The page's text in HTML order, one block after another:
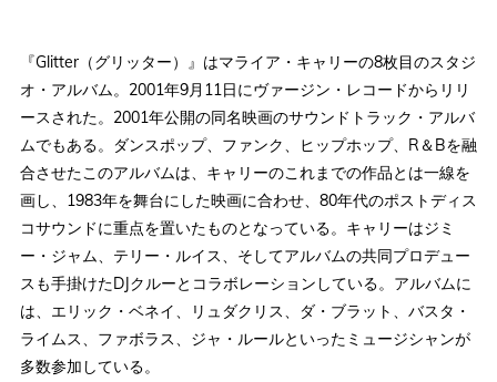
『Glitter（グリッター）』はマライア・キャリーの8枚目のスタジ
オ・アルバム。2001年9月11日にヴァージン・レコードからリリ
ースされた。2001年公開の同名映画のサウンドトラック・アルバ
ムでもある。ダンスポップ、ファンク、ヒップホップ、R＆Bを融
合させたこのアルバムは、キャリーのこれまでの作品とは一線を
画し、1983年を舞台にした映画に合わせ、80年代のポストディス
コサウンドに重点を置いたものとなっている。キャリーはジミ
ー・ジャム、テリー・ルイス、そしてアルバムの共同プロデュー
スも手掛けたDJクルーとコラボレーションしている。アルバムに
は、エリック・ベネイ、リュダクリス、ダ・ブラット、バスタ・
ライムス、ファボラス、ジャ・ルールといったミュージシャンが
多数参加している。